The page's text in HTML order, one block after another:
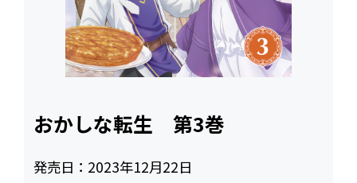
おかしな転生 第3巻
発売日： 2023年12月22日